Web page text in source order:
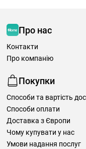
Про нас
Контакти
Про компанію
Покупки
Способи та вартість
Способи оплати
Доставка з Європи
Чому купувати у нас
Умови надання послуг